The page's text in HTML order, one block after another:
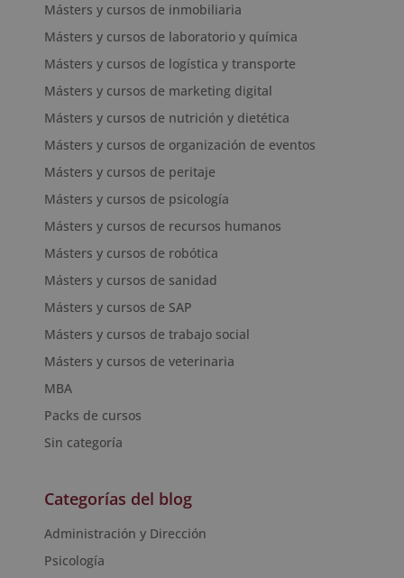
Másters y cursos de inmobiliaria
Másters y cursos de laboratorio y química
Másters y cursos de logística y transporte
Másters y cursos de marketing digital
Másters y cursos de nutrición y dietética
Másters y cursos de organización de eventos
Másters y cursos de peritaje
Másters y cursos de psicología
Másters y cursos de recursos humanos
Másters y cursos de robótica
Másters y cursos de sanidad
Másters y cursos de SAP
Másters y cursos de trabajo social
Másters y cursos de veterinaria
MBA
Packs de cursos
Sin categoría
Categorías del blog
Administración y Dirección
Psicología